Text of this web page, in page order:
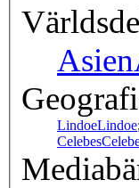
Asien
LindoeLindoe;
Celebes